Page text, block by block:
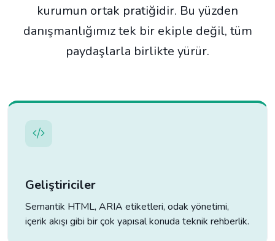
kurumun ortak pratiğidir. Bu yüzden
danışmanlığımız tek bir ekiple değil, tüm
paydaşlarla birlikte yürür.
Geliştiriciler
Semantik HTML, ARIA etiketleri, odak yönetimi,
içerik akışı gibi bir çok yapısal konuda teknik rehberlik.